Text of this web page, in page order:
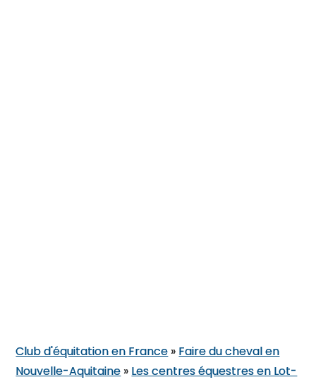
Club d'équitation en France » Faire du cheval en
Nouvelle-Aquitaine » Les centres équestres en Lot-